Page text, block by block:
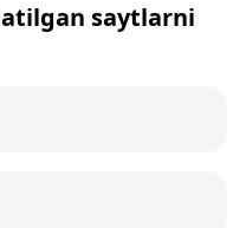
saytlarni